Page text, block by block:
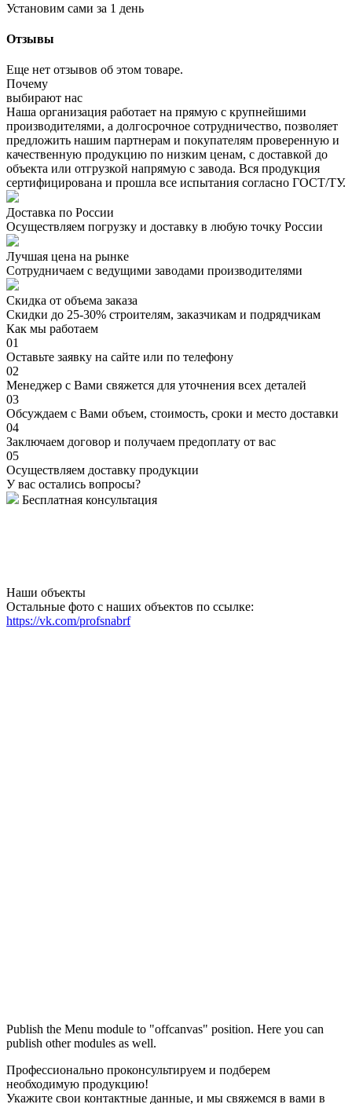
Установим сами за 1 день
Отзывы
Еще нет отзывов об этом товаре.
Почему
выбирают нас
Наша организация работает на прямую с крупнейшими
производителями, а долгосрочное сотрудничество, позволяет
предложить нашим партнерам и покупателям проверенную и
качественную продукцию по низким ценам, с доставкой до
объекта или отгрузкой напрямую с завода. Вся продукция
сертифицирована и прошла все испытания согласно ГОСТ/ТУ.
Доставка по России
Осуществляем погрузку и доставку в любую точку России
Лучшая цена на рынке
Сотрудничаем с ведущими заводами производителями
Скидка от объема заказа
Скидки до 25-30% строителям, заказчикам и подрядчикам
Как мы работаем
01
Оставьте заявку на сайте или по телефону
02
Менеджер с Вами свяжется для уточнения всех деталей
03
Обсуждаем с Вами объем, стоимость, сроки и место доставки
04
Заключаем договор и получаем предоплату от вас
05
Осуществляем доставку продукции
У вас остались вопросы?
Бесплатная консультация
Наши объекты
Остальные фото с наших объектов по ссылке:
https://vk.com/profsnabrf
Publish the Menu module to "offcanvas" position. Here you can
publish other modules as well.
М ● консультант ПРОФСНАБ
Профессионально проконсультируем и подберем
необходимую продукцию!
Укажите свои контактные данные, и мы свяжемся в вами в